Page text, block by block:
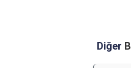
Diğer